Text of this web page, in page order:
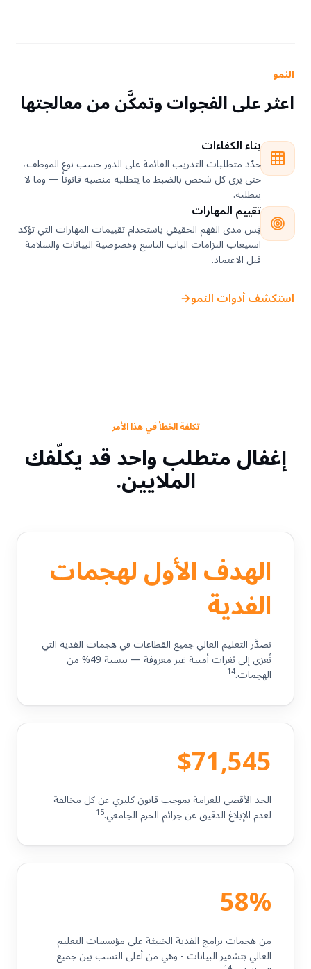
النمو
اعثر على الفجوات وتمكَّن من معالجتها
بناء الكفاءات
حدّد متطلبات التدريب القائمة على الدور حسب نوع الموظف،
حتى يرى كل شخص بالضبط ما يتطلبه منصبه قانوناً — وما لا
يتطلبه.
تقييم المهارات
قِس مدى الفهم الحقيقي باستخدام تقييمات المهارات التي تؤكد
استيعاب التزامات الباب التاسع وخصوصية البيانات والسلامة
قبل الاعتماد.
استكشف أدوات النمو←
تكلفة الخطأ في هذا الأمر
إغفال متطلب واحد قد يكلّفك
الملايين.
الهدف الأول لهجمات
الفدية
تصدَّر التعليم العالي جميع القطاعات في هجمات الفدية التي
تُعزى إلى ثغرات أمنية غير معروفة — بنسبة 49% من
الهجمات.14
$71,545
الحد الأقصى للغرامة بموجب قانون كليري عن كل مخالفة
لعدم الإبلاغ الدقيق عن جرائم الحرم الجامعي.15
58%
من هجمات برامج الفدية الخبيثة على مؤسسات التعليم
العالي بتشفير البيانات - وهي من أعلى النسب بين جميع